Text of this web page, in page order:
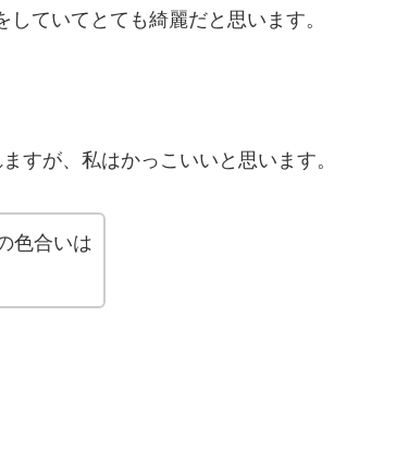
ていてとても綺麗だと思います。
すが、私はかっこいいと思います。
色合いは